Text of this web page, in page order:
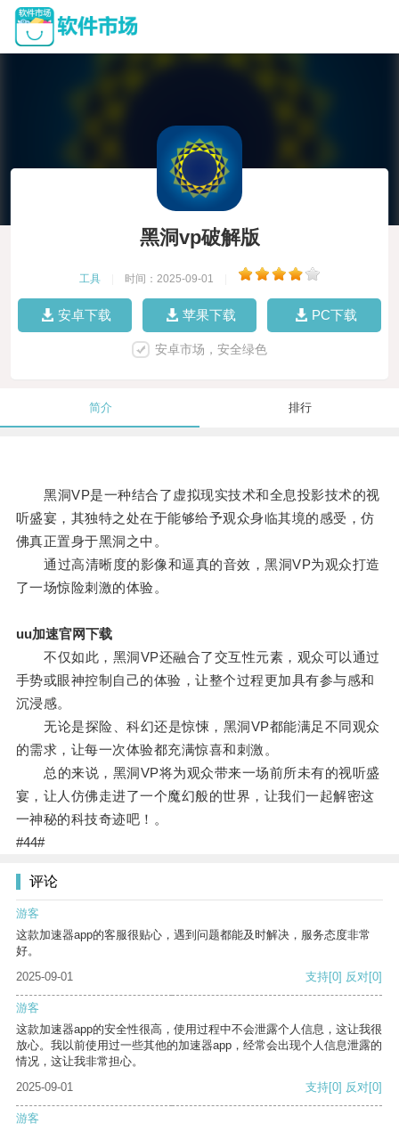
黑洞vp破解版
工具 时间：2025-09-01
安卓下载 苹果下载 PC下载
安卓市场，安全绿色
简介 排行
黑洞VP是一种结合了虚拟现实技术和全息投影技术的视
听盛宴，其独特之处在于能够给予观众身临其境的感受，仿
佛真正置身于黑洞之中。
通过高清晰度的影像和逼真的音效，黑洞VP为观众打造
了一场惊险刺激的体验。
uu加速官网下载
不仅如此，黑洞VP还融合了交互性元素，观众可以通过
手势或眼神控制自己的体验，让整个过程更加具有参与感和
沉浸感。
无论是探险、科幻还是惊悚，黑洞VP都能满足不同观众
的需求，让每一次体验都充满惊喜和刺激。
总的来说，黑洞VP将为观众带来一场前所未有的视听盛
宴，让人仿佛走进了一个魔幻般的世界，让我们一起解密这
一神秘的科技奇迹吧！。
#44#
评论
游客
这款加速器app的客服很贴心，遇到问题都能及时解决，服务态度非常
好。
2025-09-01
支持[0] 反对[0]
游客
这款加速器app的安全性很高，使用过程中不会泄露个人信息，这让我很
放心。我以前使用过一些其他的加速器app，经常会出现个人信息泄露的
情况，这让我非常担心。
2025-09-01
支持[0] 反对[0]
游客